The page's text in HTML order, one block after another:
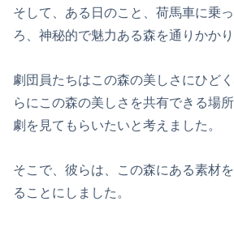
そして、ある日のこと、荷馬車に乗
ろ、神秘的で魅力ある森を通りかかり
劇団員たちはこの森の美しさにひど
らにこの森の美しさを共有できる場
劇を見てもらいたいと考えました。
そこで、彼らは、この森にある素材
ることにしました。